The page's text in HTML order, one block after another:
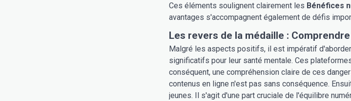
Ces éléments soulignent clairement les Bénéfices
avantages s'accompagnent également de défis
Les revers de la médaille :
Malgré les aspects positifs, il est impératif
significatifs pour leur santé mentale. Ces
conséquent, une compréhension claire de ces
contenus en ligne n'est pas sans conséquence.
jeunes. Il s'agit d'une part cruciale de l'équilibre